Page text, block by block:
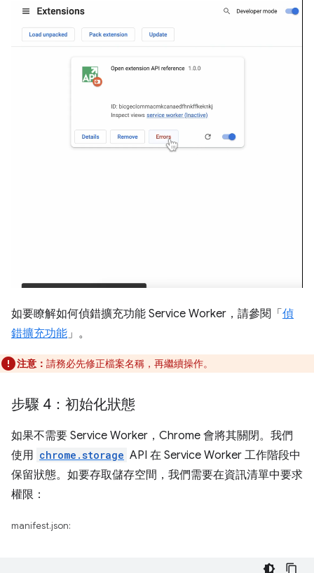
如要瞭解如何偵錯擴充功能 Service Worker，請參閱「偵
錯擴充功能 」。
注意： 請務必先修正檔案名稱，再繼續操作。
步驟 4：初始化狀態
如果不需要 Service Worker，Chrome 會將其關閉。我們
使用 chrome.storage API 在 Service Worker 工作階段中
保留狀態。如要存取儲存空間，我們需要在資訊清單中要求
權限：
manifest.json: